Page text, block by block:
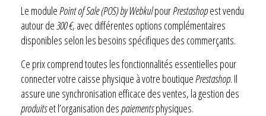
Le modulePoint of Sale (POS) by WebkulpourPrestashopest vendu
autour de300 €, avec différentes options complémentaires
disponibles selon les besoins spécifiques des commerçants.
Ce prix comprend toutes les fonctionnalités essentielles pour
connecter votre caisse physique à votre boutiquePrestashop. Il
assure une synchronisation efficace des ventes, la gestion des
produitset l’organisation despaiementsphysiques.